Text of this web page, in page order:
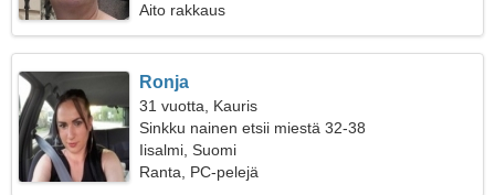
Aito rakkaus
Ronja
31 vuotta, Kauris
Sinkku nainen etsii miestä 32-38
Iisalmi, Suomi
Ranta, PC-pelejä